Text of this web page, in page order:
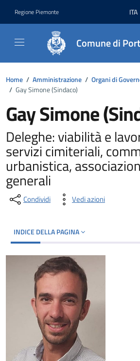
Regione Piemonte ITA
Comune di
Home / Amministrazione / Organi di
/ Gay Simone (Sindaco)
Gay Simone
Deleghe: viabilità e
servizi cimiteriali,
urbanistica,
generali
Condividi Vedi azioni
INDICE DELLA PAGINA